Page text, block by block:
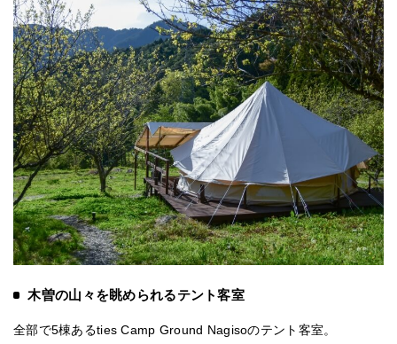
木曽の山々を眺められるテント客室
全部で5棟あるties Camp Ground Nagisoのテント客室。